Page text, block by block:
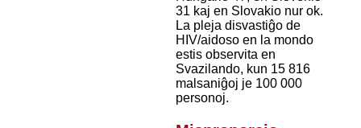
31 kaj en Slovakio nur ok.
La pleja disvastiĝo de
HIV/aidoso en la mondo
estis observita en
Svazilando, kun 15 816
malsaniĝoj je 100 000
personoj.